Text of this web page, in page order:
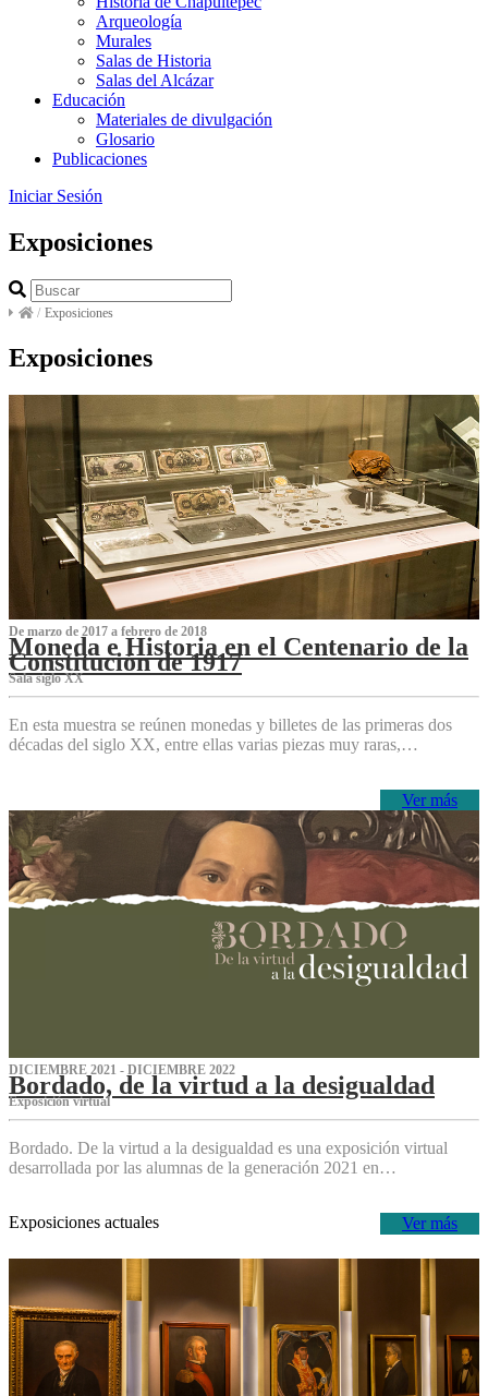
Arqueología
Murales
Salas de Historia
Salas del Alcázar
Educación
Materiales de divulgación
Glosario
Publicaciones
Iniciar Sesión
Exposiciones
/ Exposiciones
Exposiciones
De marzo de 2017 a febrero de 2018
Moneda e Historia en el Centenario de la
Constitución de 1917
Sala siglo XX
En esta muestra se reúnen monedas y billetes de las primeras dos
décadas del siglo XX, entre ellas varias piezas muy raras,…
Ver más
DICIEMBRE 2021 - DICIEMBRE 2022
Bordado, de la virtud a la desigualdad
Exposición virtual‌
Bordado. De la virtud a la desigualdad es una exposición virtual
desarrollada por las alumnas de la generación 2021 en…
Ver más
Exposiciones actuales